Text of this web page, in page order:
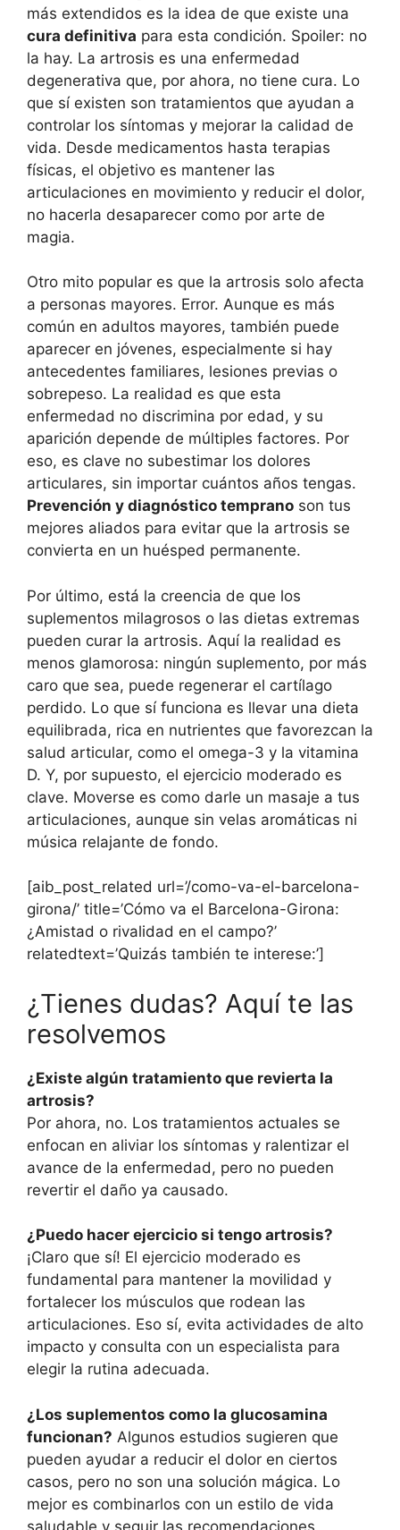
más extendidos es la idea de que existe una
cura definitiva para esta condición. Spoiler: no
la hay. La artrosis es una enfermedad
degenerativa que, por ahora, no tiene cura. Lo
que sí existen son tratamientos que ayudan a
controlar los síntomas y mejorar la calidad de
vida. Desde medicamentos hasta terapias
físicas, el objetivo es mantener las
articulaciones en movimiento y reducir el dolor,
no hacerla desaparecer como por arte de
magia.
Otro mito popular es que la artrosis solo afecta
a personas mayores. Error. Aunque es más
común en adultos mayores, también puede
aparecer en jóvenes, especialmente si hay
antecedentes familiares, lesiones previas o
sobrepeso. La realidad es que esta
enfermedad no discrimina por edad, y su
aparición depende de múltiples factores. Por
eso, es clave no subestimar los dolores
articulares, sin importar cuántos años tengas.
Prevención y diagnóstico temprano son tus
mejores aliados para evitar que la artrosis se
convierta en un huésped permanente.
Por último, está la creencia de que los
suplementos milagrosos o las dietas extremas
pueden curar la artrosis. Aquí la realidad es
menos glamorosa: ningún suplemento, por más
caro que sea, puede regenerar el cartílago
perdido. Lo que sí funciona es llevar una dieta
equilibrada, rica en nutrientes que favorezcan la
salud articular, como el omega-3 y la vitamina
D. Y, por supuesto, el ejercicio moderado es
clave. Moverse es como darle un masaje a tus
articulaciones, aunque sin velas aromáticas ni
música relajante de fondo.
[aib_post_related url=’/como-va-el-barcelona-
girona/’ title=’Cómo va el Barcelona-Girona:
¿Amistad o rivalidad en el campo?’
relatedtext=’Quizás también te interese:’]
¿Tienes dudas? Aquí te las
resolvemos
¿Existe algún tratamiento que revierta la
artrosis?
Por ahora, no. Los tratamientos actuales se
enfocan en aliviar los síntomas y ralentizar el
avance de la enfermedad, pero no pueden
revertir el daño ya causado.
¿Puedo hacer ejercicio si tengo artrosis?
¡Claro que sí! El ejercicio moderado es
fundamental para mantener la movilidad y
fortalecer los músculos que rodean las
articulaciones. Eso sí, evita actividades de alto
impacto y consulta con un especialista para
elegir la rutina adecuada.
¿Los suplementos como la glucosamina
funcionan? Algunos estudios sugieren que
pueden ayudar a reducir el dolor en ciertos
casos, pero no son una solución mágica. Lo
mejor es combinarlos con un estilo de vida
saludable y seguir las recomendaciones